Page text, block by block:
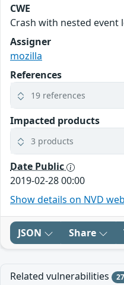
CWE
Crash with nested event
Assigner
mozilla
References
19 references
Impacted products
3 products
Date Public
2019-02-28 00:00
Show details on NVD
JSON Share
Related vulnerabilities 27